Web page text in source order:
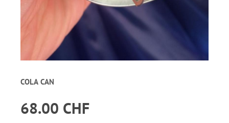
COLA CAN
68.00 CHF